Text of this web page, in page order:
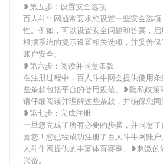
❥第五步：设置安全选项
百人斗牛网通常要求您设置一些安全选
性。例如，可以设置安全问题和答案，
根据系统的提示设置相关选项，并妥善
账户安全。
❥第六步：阅读并同意条款
在注册过程中，百人斗牛网会提供使用
些条款包括平台的使用规范、❥隐私政策
请仔细阅读并理解这些条款，并确保您同
❥第七步：完成注册
一旦您完成了所有必要的步骤，并同意
喜您！您已经成功注册了百人斗牛网账
人斗牛网提供的丰富体育赛事、❥刺激的
兴奋。